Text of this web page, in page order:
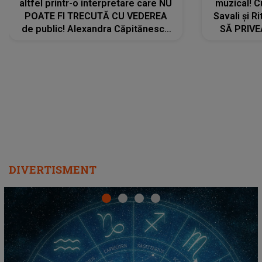
altfel printr-o interpretare care NU
POATE FI TRECUTĂ CU VEDEREA
de public! Alexandra Căpitănescu
muzical!
Savali și
SĂ
DIVERTISMENT